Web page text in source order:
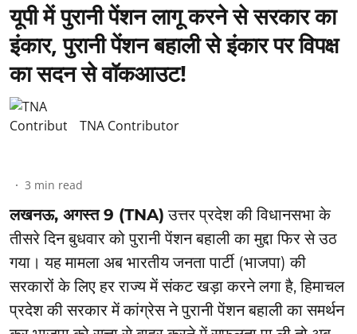
यूपी में पुरानी पेंशन लागू करने से सरकार का
इंकार, पुरानी पेंशन बहाली से इंकार पर विपक्ष
का सदन से वॉकआउट!
TNA Contributor
3 min read
लखनऊ, अगस्त 9 (TNA) उत्तर प्रदेश की विधानसभा के
तीसरे दिन बुधवार को पुरानी पेंशन बहाली का मुद्दा फिर से उठ
गया। यह मामला अब भारतीय जनता पार्टी (भाजपा) की
सरकारों के लिए हर राज्य में संकट खड़ा करने लगा है, हिमाचल
प्रदेश की सरकार में कांग्रेस ने पुरानी पेंशन बहाली का समर्थन